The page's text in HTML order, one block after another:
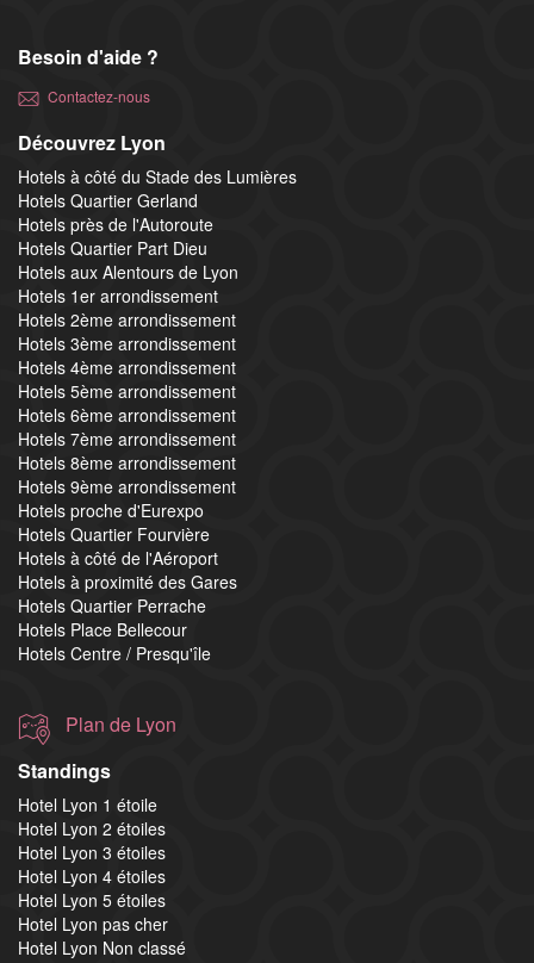
Besoin d'aide ?
Contactez-nous
Découvrez Lyon
Hotels à côté du Stade des Lumières
Hotels Quartier Gerland
Hotels près de l'Autoroute
Hotels Quartier Part Dieu
Hotels aux Alentours de Lyon
Hotels 1er arrondissement
Hotels 2ème arrondissement
Hotels 3ème arrondissement
Hotels 4ème arrondissement
Hotels 5ème arrondissement
Hotels 6ème arrondissement
Hotels 7ème arrondissement
Hotels 8ème arrondissement
Hotels 9ème arrondissement
Hotels proche d'Eurexpo
Hotels Quartier Fourvière
Hotels à côté de l'Aéroport
Hotels à proximité des Gares
Hotels Quartier Perrache
Hotels Place Bellecour
Hotels Centre / Presqu'île
Plan de Lyon
Standings
Hotel Lyon 1 étoile
Hotel Lyon 2 étoiles
Hotel Lyon 3 étoiles
Hotel Lyon 4 étoiles
Hotel Lyon 5 étoiles
Hotel Lyon pas cher
Hotel Lyon Non classé